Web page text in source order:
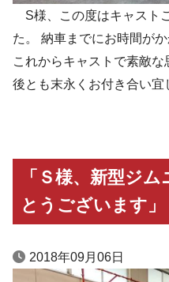
S様、この度はキャスト
た。 納車までにお時間が
これからキャストで素敵
後とも末永くお付き合い宜
「Ｓ様、新型ジ
とうございます」
2018年09月06日